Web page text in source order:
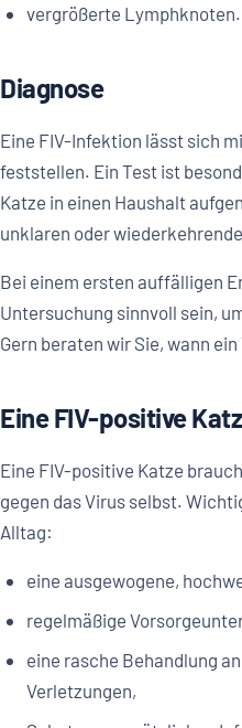
vergrößerte Lymphknoten.
Diagnose
Eine FIV-Infektion lässt sich
feststellen. Ein Test ist
Katze in einen Haushalt
unklaren oder
Bei einem ersten auffälligen
Untersuchung sinnvoll sein,
Gern beraten wir Sie, wann
Eine FIV-positive
Eine FIV-positive Katze
gegen das Virus selbst.
Alltag:
eine ausgewogene,
regelmäßige
eine rasche Behandlung
Verletzungen,